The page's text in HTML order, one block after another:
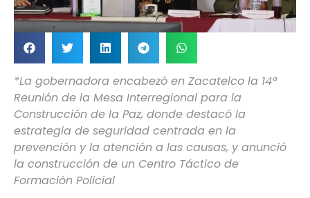
*La gobernadora encabezó en Zacatelco la 14ª
Reunión de la Mesa Interregional para la
Construcción de la Paz, donde destacó la
estrategia de seguridad centrada en la
prevención y la atención a las causas, y anunció
la construcción de un Centro Táctico de
Formación Policial